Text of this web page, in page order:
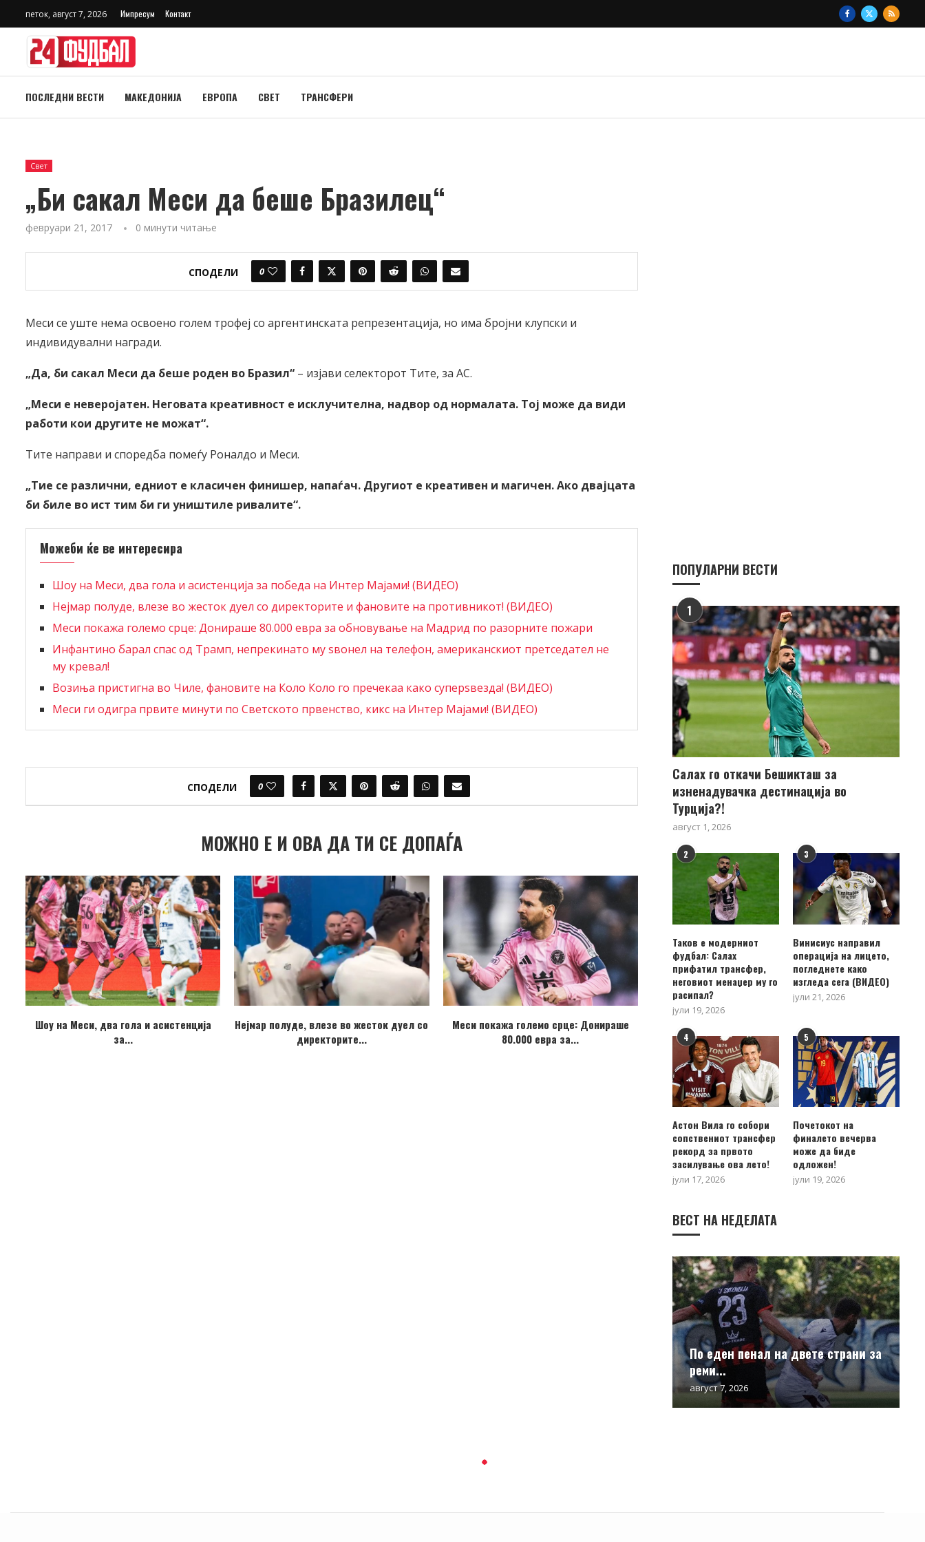
петок, август 7, 2026 Импресум Контакт
ПОСЛЕДНИ ВЕСТИ МАКЕДОНИЈА ЕВРОПА СВЕТ ТРАНСФЕРИ
Свет
„Би сакал Меси да беше Бразилец“
февруари 21, 2017 0 минути читање
СПОДЕЛИ 0
Меси се уште нема освоено голем трофеј со аргентинската репрезентација, но има бројни клупски и
индивидувални награди.
„Да, би сакал Меси да беше роден во Бразил“ – изјави селекторот Тите, за АС.
„Меси е неверојатен. Неговата креативност е исклучителна, надвор од нормалата. Тој може да види
работи кои другите не можат“.
Тите направи и споредба помеѓу Роналдо и Меси.
„Тие се различни, едниот е класичен финишер, напаѓач. Другиот е креативен и магичен. Ако двајцата
би биле во ист тим би ги уништиле ривалите“.
Можеби ќе ве интересира
Шоу на Меси, два гола и асистенција за победа на Интер Мајами! (ВИДЕО)
Нејмар полуде, влезе во жесток дуел со директорите и фановите на противникот! (ВИДЕО)
Меси покажа големо срце: Донираше 80.000 евра за обновување на Мадрид по разорните пожари
Инфантино барал спас од Трамп, непрекинато му ѕвонел на телефон, американскиот претседател не
му кревал!
Возиња пристигна во Чиле, фановите на Коло Коло го пречекаа како суперѕвезда! (ВИДЕО)
Меси ги одигра првите минути по Светското првенство, кикс на Интер Мајами! (ВИДЕО)
СПОДЕЛИ 0
МОЖНО Е И ОВА ДА ТИ СЕ ДОПАЃА
Шоу на Меси, два гола и асистенција
за...
Нејмар полуде, влезе во жесток дуел со
директорите...
Меси покажа големо срце: Донираше
80.000 евра за...
ПОПУЛАРНИ ВЕСТИ
1
Салах го откачи Бешикташ за
изненадувачка дестинација во
Турција?!
август 1, 2026
2
Таков е модерниот
фудбал: Салах
прифатил трансфер,
неговиот менаџер му го
расипал?
јули 19, 2026
3
Винисиус направил
операција на лицето,
погледнете како
изгледа сега (ВИДЕО)
јули 21, 2026
4
Астон Вила го собори
сопствениот трансфер
рекорд за првото
засилување ова лето!
јули 17, 2026
5
Почетокот на
финалето вечерва
може да биде
одложен!
јули 19, 2026
ВЕСТ НА НЕДЕЛАТА
По еден пенал на двете страни за
реми...
август 7, 2026